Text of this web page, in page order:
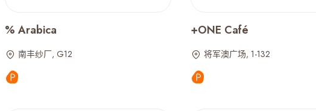
% Arabica
南丰纱厂, G12
+ONE Café
将军澳广场, 1-132